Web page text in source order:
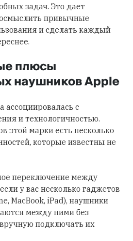
задач. Это дает
привычные
и сделать каждый
плюсы
наушников Apple
ассоциировалась с
и технологичностью.
этой марки есть несколько
которые известны не
переключение между
у вас несколько гаджетов
MacBook, iPad), наушники
между ними без
подключать их